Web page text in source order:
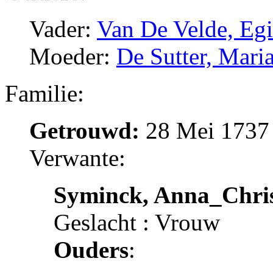
Vader: Van De Velde,
Moeder: De Sutter,
Familie:
Getrouwd: 28 Mei
Verwante:
Syminck,
Geslacht : Vrouw
Ouders: